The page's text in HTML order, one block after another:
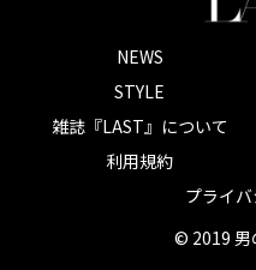
NEWS
STYLE
雑誌『LAST』について
利用規約
プライ
© 2019 男